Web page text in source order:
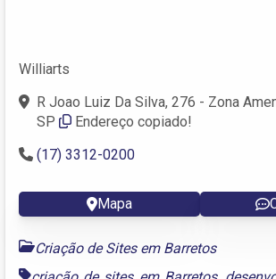
Williarts
R Joao Luiz Da Silva, 276 - Zona
SP
Endereço copiado!
(17) 3312-0200
Mapa
Criação de Sites em Barretos